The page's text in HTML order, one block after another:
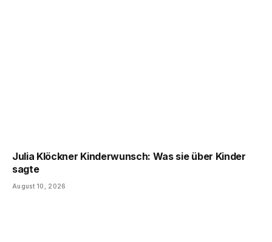
Julia Klöckner Kinderwunsch: Was sie über Kinder
sagte
August 10, 2026